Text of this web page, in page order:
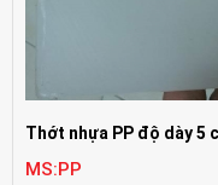
Thớt nhựa PP độ dày 5
MS:PP